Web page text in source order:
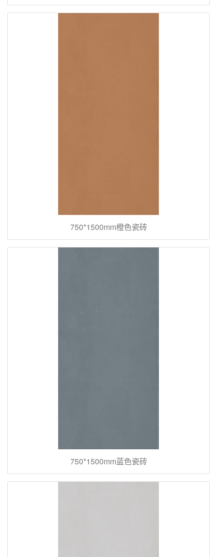
750*1500mm橙色瓷砖
750*1500mm蓝色瓷砖